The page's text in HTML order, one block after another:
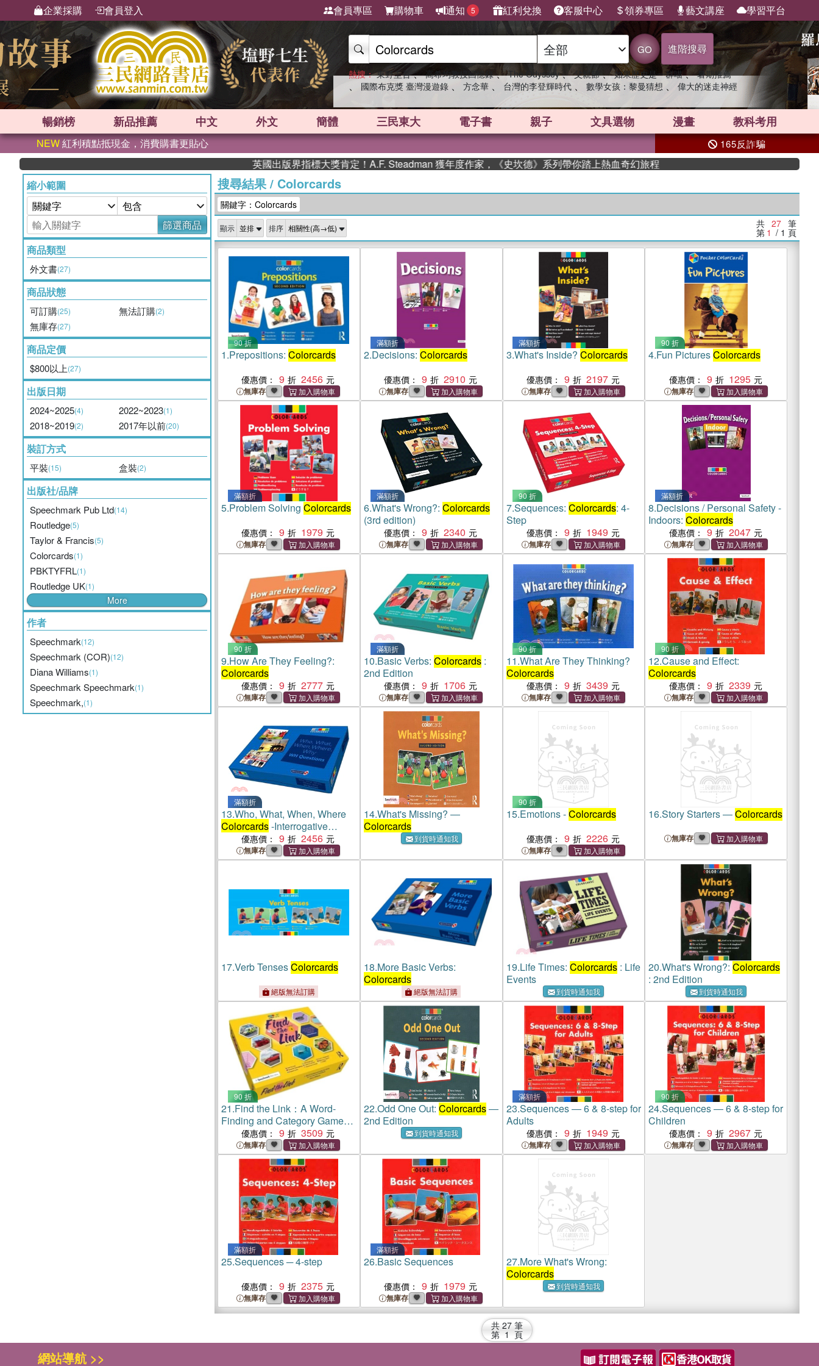
企業採購 會員登入 會員專區 購物車 通知 5 紅利兌換 客服中心 領券專區 藝文講座 學習平台
GO 進階搜尋
熱搜： 東野圭吾 、 高希均教授回憶錄 、 The Odyssey 、 父親節 、 如果歷史是一群喵 、 暑期推薦
、 國際布克獎 臺灣漫遊錄 、 方念華 、 台灣的李登輝時代 、 數學女孩：黎曼猜想 、 偉大的迷走神經
暢銷榜 新品推薦 中文 外文 簡體 三民東大 電子書 親子 文具選物 漫畫 教科考用
NEW紅利積點抵現金，消費購書更貼心 165反詐騙
英國出版界指標大獎肯定！A.F. Steadman 獲年度作家，《史坎德》系列帶你踏上熱血奇幻旅程
縮小範圍
篩選商品
商品類型
外文書(27)
商品狀態
可訂購(25) 無法訂購(2)
無庫存(27)
商品定價
$800以上(27)
出版日期
2024~2025(4) 2022~2023(1)
2018~2019(2) 2017年以前(20)
裝訂方式
平裝(15) 盒裝(2)
出版社/品牌
Speechmark Pub Ltd(14)
Routledge(5)
Taylor & Francis(5)
Colorcards(1)
PBKTYFRL(1)
Routledge UK(1)
More
作者
Speechmark(12)
Speechmark (COR)(12)
Diana Williams(1)
Speechmark Speechmark(1)
Speechmark,(1)
搜尋結果/ Colorcards
關鍵字：Colorcards
顯示 排序 共 27 筆
第 1 / 1 頁
90 折
1.Prepositions: Colorcards
優惠價： 9 2456
無庫存
滿額折
2.Decisions: Colorcards
優惠價： 9 2910
無庫存
滿額折
3.What's Inside? Colorcards
優惠價： 9 2197
無庫存
90 折
4.Fun PicturesColorcards
優惠價： 9 1295
無庫存
滿額折
5.Problem Solving Colorcards
優惠價： 9 1979
無庫存
滿額折
6.What's Wrong?: Colorcards
(3rd edition)
優惠價： 9 2340
無庫存
90 折
7.Sequences: Colorcards: 4-
Step
優惠價： 9 1949
無庫存
滿額折
8.Decisions / Personal Safety -
Indoors:Colorcards
優惠價： 9 2047
無庫存
90 折
9.How Are They Feeling?:
Colorcards
優惠價： 9 2777
無庫存
滿額折
10.Basic Verbs: Colorcards:
2nd Edition
優惠價： 9 1706
無庫存
90 折
11.What Are They Thinking?
Colorcards
優惠價： 9 3439
無庫存
90 折
12.Cause and Effect:
Colorcards
優惠價： 9 2339
無庫存
滿額折
13.Who, What, When, Where
Colorcards-Interrogative
Pronouns : Wh Questions
優惠價： 9 2456
無庫存
14.What's Missing? ―
Colorcards
到貨時通知我
90 折
15.Emotions -Colorcards
優惠價： 9 2226
無庫存
16.Story Starters ―Colorcards
無庫存
17.Verb TensesColorcards
絕版無法訂購
18.More Basic Verbs:
Colorcards
絕版無法訂購
19.Life Times: Colorcards: Life
Events
到貨時通知我
20.What's Wrong?:Colorcards
: 2nd Edition
到貨時通知我
90 折
21.Find the Link：A Word-
Finding and Category Game
for Groups and Individuals
優惠價： 9 3509
無庫存
22.Odd One Out: Colorcards―
2nd Edition
到貨時通知我
滿額折
23.Sequences ― 6 & 8-step for
Adults
優惠價： 9 1949
無庫存
90 折
24.Sequences ― 6 & 8-step for
Children
優惠價： 9 2967
無庫存
滿額折
25.Sequences ─ 4-step
優惠價： 9 2375
無庫存
滿額折
26.Basic Sequences
優惠價： 9 1979
無庫存
27.More What's Wrong:
Colorcards
到貨時通知我
共 27 筆
第 1 頁
網站導航 >>